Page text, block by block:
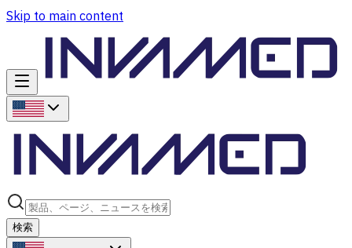
Skip to main content
検索